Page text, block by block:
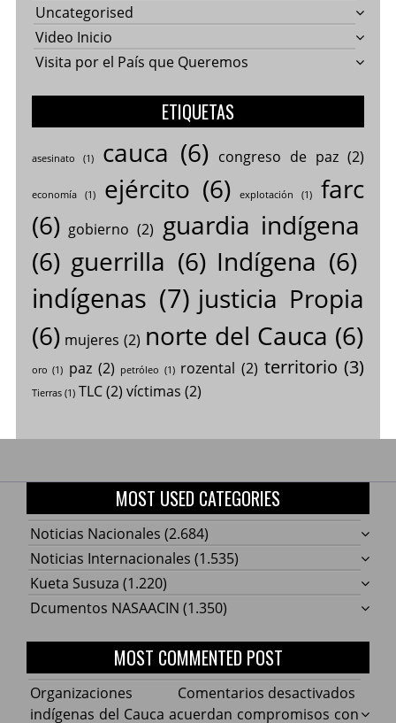
Uncategorised
Video Inicio
Visita por el País que Queremos
ETIQUETAS
asesinato (1) cauca (6) congreso de paz(2)
economía(1) ejército (6) explotación (1)
farc
(6) gobierno (2) guardia indígena
(6) guerrilla (6) Indígena (6)
indígenas (7) justicia Propia
(6) mujeres (2) norte del Cauca (6)
oro (1) paz (2) petróleo (1) rozental (2) territorio (3)
Tierras(1) TLC(2) víctimas (2)
MOST USED CATEGORIES
Noticias Nacionales (2.684)
Noticias Internacionales (1.535)
Kueta Susuza (1.220)
Dcumentos NASAACIN (1.350)
MOST COMMENTED POST
Comentarios desactivados
Organizaciones
indígenas del Cauca acuerdan compromisos con